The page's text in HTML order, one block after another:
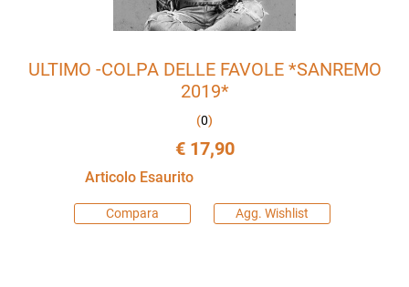
ULTIMO -COLPA DELLE FAVOLE *SANREMO
2019*
(0)
€ 17,90
Articolo Esaurito
Compara Agg. Wishlist